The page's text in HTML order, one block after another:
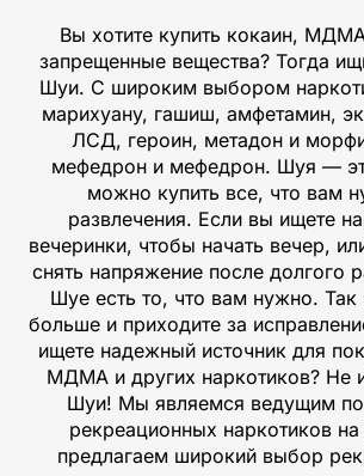
Вы хотите купить кокаин,
запрещенные вещества? Тогда
Шуи. С широким выбором
марихуану, гашиш, амфетамин,
ЛСД, героин, метадон и
мефедрон и мефедрон. Шуя —
можно купить все, что вам
развлечения. Если вы ищете
вечеринки, чтобы начать вечер,
снять напряжение после долгого
Шуе есть то, что вам нужно. Так
больше и приходите за
ищете надежный источник для
МДМА и других наркотиков? Не
Шуи! Мы являемся ведущим
рекреационных наркотиков
предлагаем широкий выбор